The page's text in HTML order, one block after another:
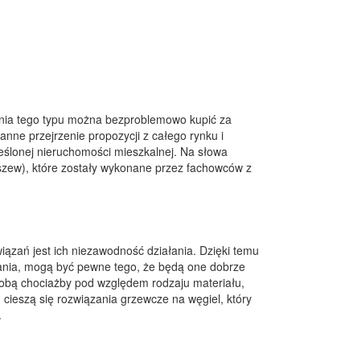
tego typu można bezproblemowo kupić za
przejrzenie propozycji z całego rynku i
nieruchomości mieszkalnej. Na słowa
które zostały wykonane przez fachowców z
jest ich niezawodność działania. Dzięki temu
mogą być pewne tego, że będą one dobrze
chociażby pod względem rodzaju materiału,
się rozwiązania grzewcze na węgiel, który